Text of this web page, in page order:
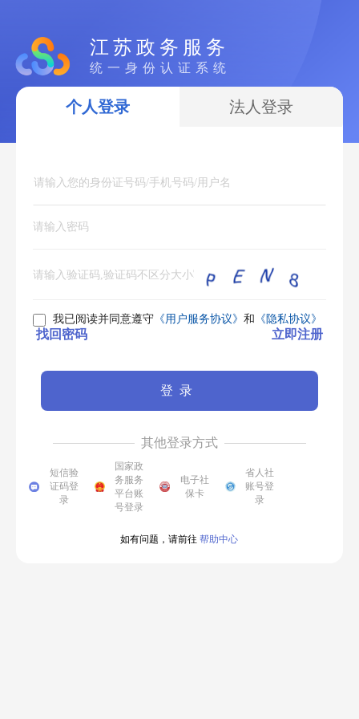
江苏政务服务
统一身份认证系统
个人登录 法人登录
我已阅读并同意遵守《用户服务协议》 和 《隐私协议》
找回密码 立即注册
登录
其他登录方式
短信验
证码登
录
国家政
务服务
平台账
号登录
电子社
保卡
省人社
账号登
录
如有问题，请前往 帮助中心